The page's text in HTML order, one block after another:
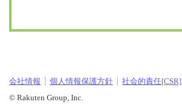
会社情報 個人情報保護方針 社会的責任[CSR]
© Rakuten Group, Inc.